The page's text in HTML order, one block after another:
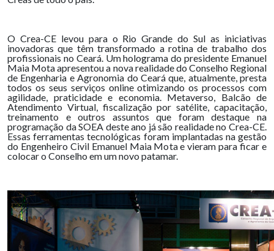
O Crea-CE levou para o Rio Grande do Sul as iniciativas
inovadoras que têm transformado a rotina de trabalho dos
profissionais no Ceará. Um holograma do presidente Emanuel
Maia Mota apresentou a nova realidade do Conselho Regional
de Engenharia e Agronomia do Ceará que, atualmente, presta
todos os seus serviços online otimizando os processos com
agilidade, praticidade e economia. Metaverso, Balcão de
Atendimento Virtual, fiscalização por satélite, capacitação,
treinamento e outros assuntos que foram destaque na
programação da SOEA deste ano já são realidade no Crea-CE.
Essas ferramentas tecnológicas foram implantadas na gestão
do Engenheiro Civil Emanuel Maia Mota e vieram para ficar e
colocar o Conselho em um novo patamar.